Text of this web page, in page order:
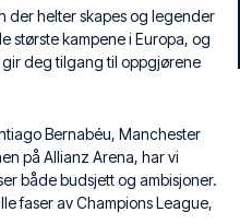
der helter skapes og legender
største kampene i Europa, og
gir deg tilgang til oppgjørene
Bernabéu, Manchester
på Allianz Arena, har vi
både budsjett og ambisjoner.
faser av Champions League,